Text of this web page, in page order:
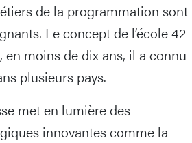
de la programmation sont
Le concept de l’école 42
en moins de dix ans, il a connu
plusieurs pays.
met en lumière des
innovantes comme la